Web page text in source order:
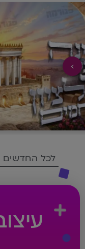
›
לכל החדשים